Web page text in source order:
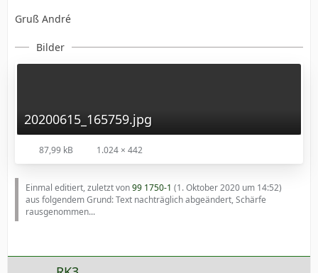
Gruß André
Bilder
20200615_165759.jpg
87,99 kB 1.024 × 442
Einmal editiert, zuletzt von99 1750-1 (1. Oktober 2020 um 14:52)
aus folgendem Grund: Text nachträglich abgeändert, Schärfe
rausgenommen...